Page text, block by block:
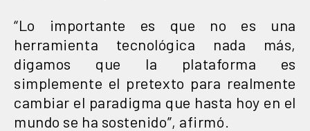
“Lo importante es que no es una
herramienta tecnológica nada más,
digamos que la plataforma es
simplemente el pretexto para realmente
cambiar el paradigma que hasta hoy en el
mundo se ha sostenido”, afirmó.